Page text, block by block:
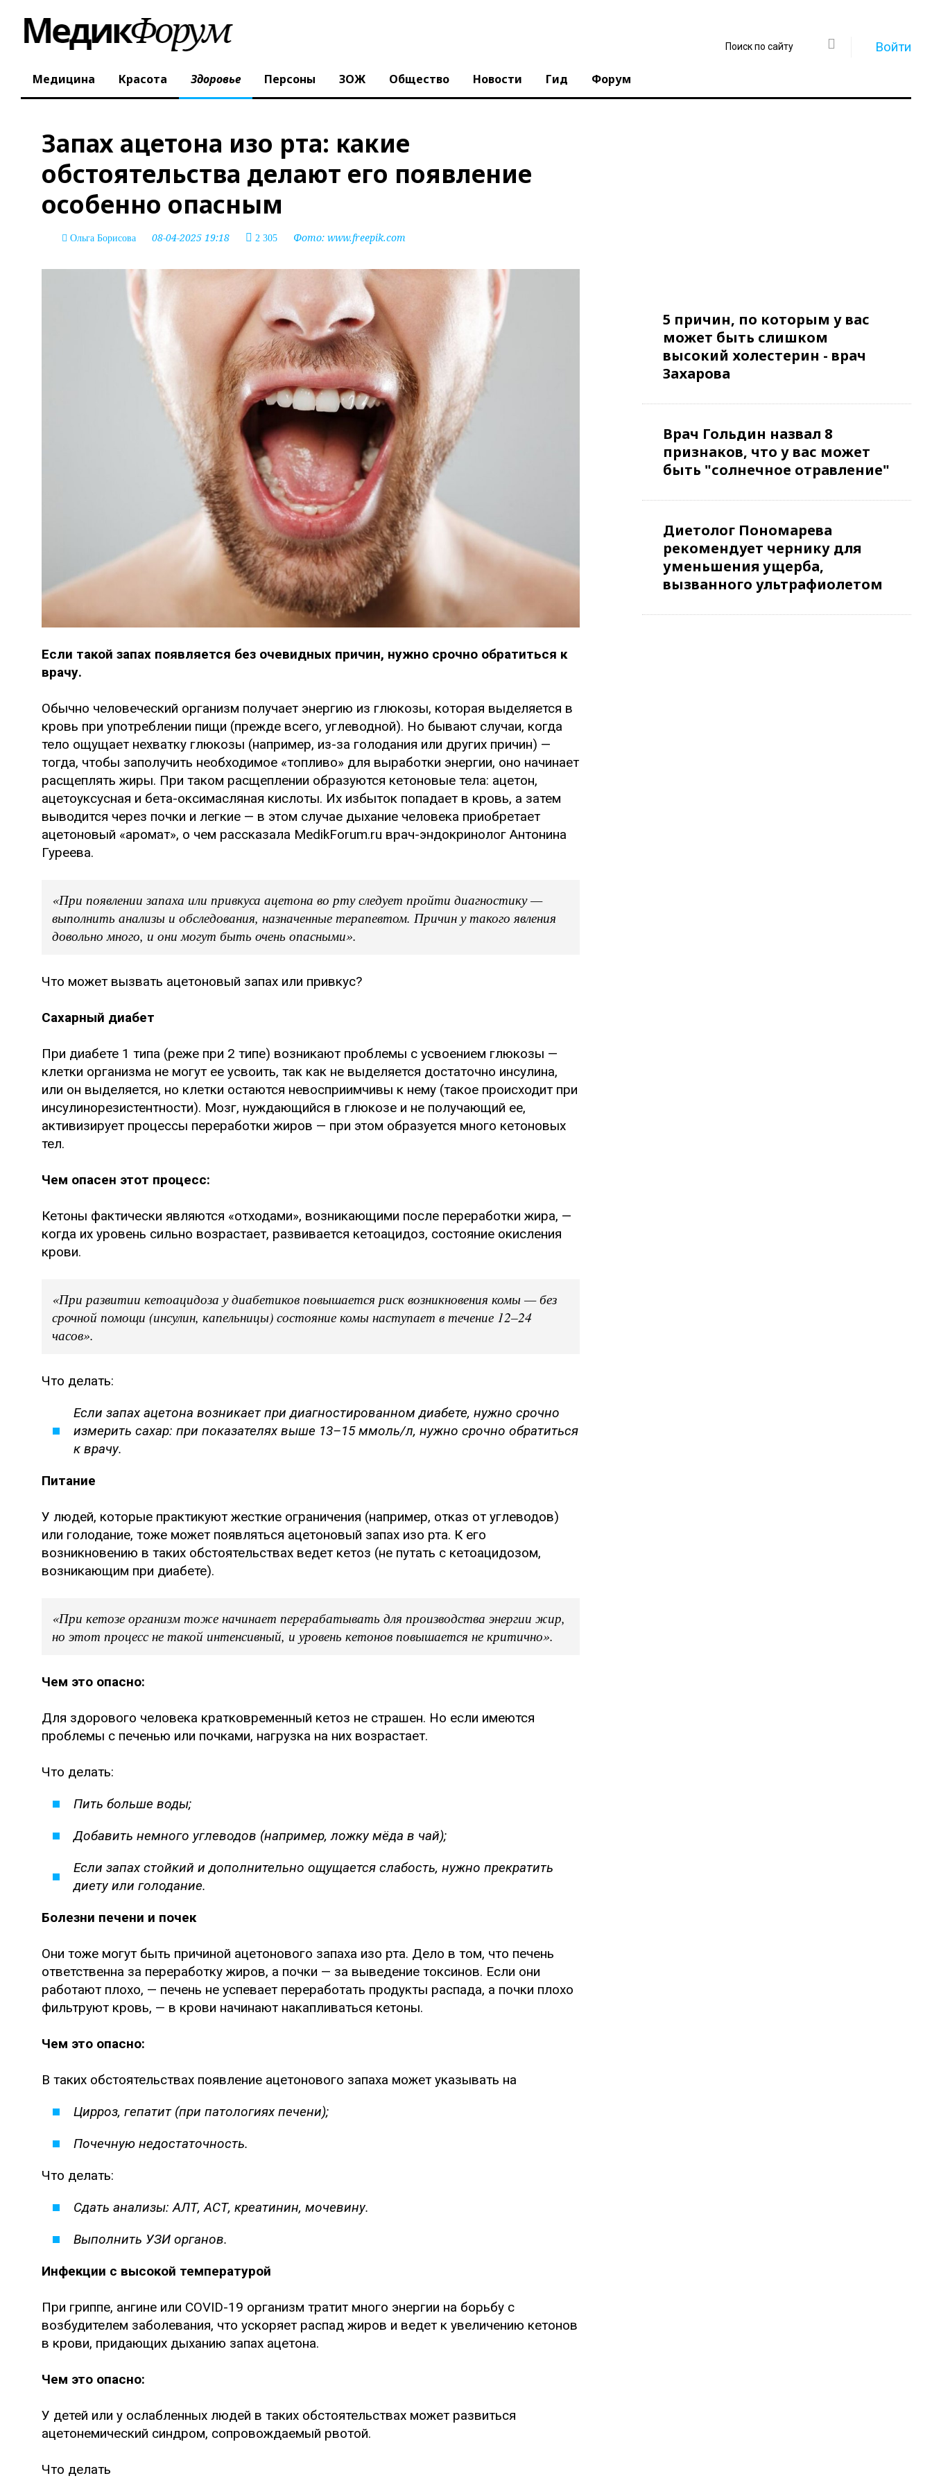
Войти
Медицина Красота Здоровье Персоны ЗОЖ Общество Новости Гид Форум
Запах ацетона изо рта: какие
обстоятельства делают его появление
особенно опасным
Ольга Борисова 08-04-2025 19:18 2 305 Фото: www.freepik.com
Если такой запах появляется без очевидных причин, нужно срочно обратиться к
врачу.
Обычно человеческий организм получает энергию из глюкозы, которая выделяется в
кровь при употреблении пищи (прежде всего, углеводной). Но бывают случаи, когда
тело ощущает нехватку глюкозы (например, из-за голодания или других причин) —
тогда, чтобы заполучить необходимое «топливо» для выработки энергии, оно начинает
расщеплять жиры. При таком расщеплении образуются кетоновые тела: ацетон,
ацетоуксусная и бета-оксимасляная кислоты. Их избыток попадает в кровь, а затем
выводится через почки и легкие — в этом случае дыхание человека приобретает
ацетоновый «аромат», о чем рассказала MedikForum.ru врач-эндокринолог Антонина
Гуреева.
«При появлении запаха или привкуса ацетона во рту следует пройти диагностику —
выполнить анализы и обследования, назначенные терапевтом. Причин у такого явления
довольно много, и они могут быть очень опасными».
Что может вызвать ацетоновый запах или привкус?
Сахарный диабет
При диабете 1 типа (реже при 2 типе) возникают проблемы с усвоением глюкозы —
клетки организма не могут ее усвоить, так как не выделяется достаточно инсулина,
или он выделяется, но клетки остаются невосприимчивы к нему (такое происходит при
инсулинорезистентности). Мозг, нуждающийся в глюкозе и не получающий ее,
активизирует процессы переработки жиров — при этом образуется много кетоновых
тел.
Чем опасен этот процесс:
Кетоны фактически являются «отходами», возникающими после переработки жира, —
когда их уровень сильно возрастает, развивается кетоацидоз, состояние окисления
крови.
«При развитии кетоацидоза у диабетиков повышается риск возникновения комы — без
срочной помощи (инсулин, капельницы) состояние комы наступает в течение 12–24
часов».
Что делать:
Если запах ацетона возникает при диагностированном диабете, нужно срочно
измерить сахар: при показателях выше 13–15 ммоль/л, нужно срочно обратиться
к врачу.
Питание
У людей, которые практикуют жесткие ограничения (например, отказ от углеводов)
или голодание, тоже может появляться ацетоновый запах изо рта. К его
возникновению в таких обстоятельствах ведет кетоз (не путать с кетоацидозом,
возникающим при диабете).
«При кетозе организм тоже начинает перерабатывать для производства энергии жир,
но этот процесс не такой интенсивный, и уровень кетонов повышается не критично».
Чем это опасно:
Для здорового человека кратковременный кетоз не страшен. Но если имеются
проблемы с печенью или почками, нагрузка на них возрастает.
Что делать:
Пить больше воды;
Добавить немного углеводов (например, ложку мёда в чай);
Если запах стойкий и дополнительно ощущается слабость, нужно прекратить
диету или голодание.
Болезни печени и почек
Они тоже могут быть причиной ацетонового запаха изо рта. Дело в том, что печень
ответственна за переработку жиров, а почки — за выведение токсинов. Если они
работают плохо, — печень не успевает переработать продукты распада, а почки плохо
фильтруют кровь, — в крови начинают накапливаться кетоны.
Чем это опасно:
В таких обстоятельствах появление ацетонового запаха может указывать на
Цирроз, гепатит (при патологиях печени);
Почечную недостаточность.
Что делать:
Сдать анализы: АЛТ, АСТ, креатинин, мочевину.
Выполнить УЗИ органов.
Инфекции с высокой температурой
При гриппе, ангине или COVID-19 организм тратит много энергии на борьбу с
возбудителем заболевания, что ускоряет распад жиров и ведет к увеличению кетонов
в крови, придающих дыханию запах ацетона.
Чем это опасно:
У детей или у ослабленных людей в таких обстоятельствах может развиться
ацетонемический синдром, сопровождаемый рвотой.
Что делать
5 причин, по которым у вас
может быть слишком
высокий холестерин - врач
Захарова
Врач Гольдин назвал 8
признаков, что у вас может
быть "солнечное отравление"
Диетолог Пономарева
рекомендует чернику для
уменьшения ущерба,
вызванного ультрафиолетом